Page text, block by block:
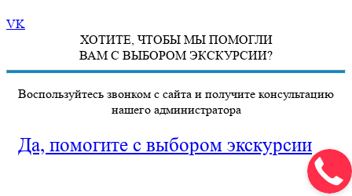
VK
ХОТИТЕ, ЧТОБЫ МЫ ПОМОГЛИ
ВАМ С ВЫБОРОМ ЭКСКУРСИИ?
Воспользуйтесь звонком с сайта и получите консультацию
нашего администратора
Да, помогите с выбором экскурсии